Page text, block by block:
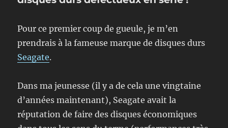
Pour ce premier coup de gueule, je m’en
prendrais à la fameuse marque de disques durs
Seagate.
Dans ma jeunesse (il y a de cela une vingtaine
d’années maintenant), Seagate avait la
réputation de faire des disques économiques